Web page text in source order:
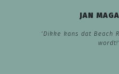
JAN
'Dikke kans dat Beach
wordt!'